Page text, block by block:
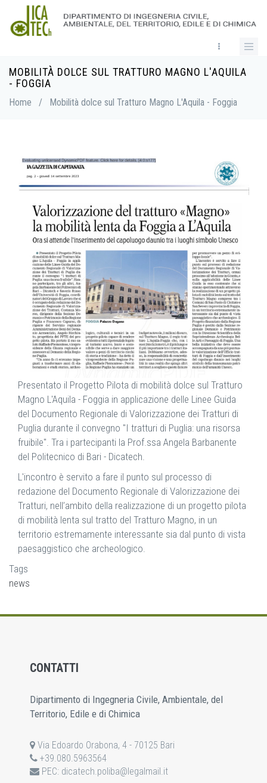
main
MOBILITÀ DOLCE SUL TRATTURO MAGNO L'AQUILA
- FOGGIA
Breadcrumb
Home / Mobilità dolce sul Tratturo Magno L'Aquila - Foggia
Presentato il Progetto Pilota di mobilità dolce sul Tratturo
Magno L'Aquila - Foggia in applicazione delle Linee Guida
del Documento Regionale di Valorizzazione dei Tratturi di
Puglia durante il convegno "I tratturi di Puglia: una risorsa
fruibile". Tra i partecipanti la Prof.ssa Angela Barbanente
del Politecnico di Bari - Dicatech.
L'incontro è servito a fare il punto sul processo di
redazione del Documento Regionale di Valorizzazione dei
Tratturi, nell’ambito della realizzazione di un progetto pilota
di mobilità lenta sul tratto del Tratturo Magno, in un
territorio estremamente interessante sia dal punto di vista
paesaggistico che archeologico.
Tags
news
CONTATTI
Dipartimento di Ingegneria Civile, Ambientale, del
Territorio, Edile e di Chimica
Via Edoardo Orabona, 4 - 70125 Bari
+39.080.5963564
PEC: dicatech.poliba@legalmail.it